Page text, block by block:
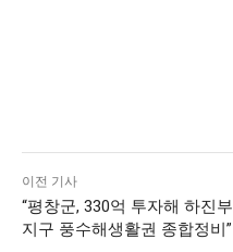
이전 기사
“평창군, 330억 투자해 하진부
지구 풍수해생활권 종합정비”